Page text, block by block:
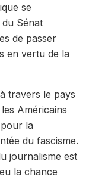
se
Sénat
de passer
en vertu de la
travers le pays
Américains
la
du fascisme.
journalisme est
la chance